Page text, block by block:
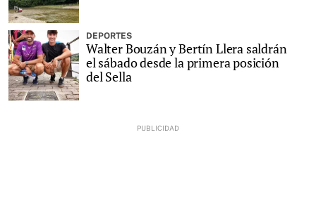
DEPORTES
Walter Bouzán y Bertín Llera saldrán
el sábado desde la primera posición
del Sella